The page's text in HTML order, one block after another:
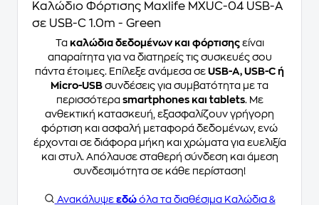
Καλώδιο Φόρτισης Maxlife MXUC-04 USB-Α
σε USB-C 1.0m - Green
Τα καλώδια δεδομένων και φόρτισηςείναι
απαραίτητα για να διατηρείς τις συσκευές σου
πάντα έτοιμες. Επίλεξε ανάμεσα σε USB-A, USB-C ή
Micro-USB συνδέσεις για συμβατότητα με τα
περισσότερα smartphones και tablets. Με
ανθεκτική κατασκευή, εξασφαλίζουν γρήγορη
φόρτιση και ασφαλή μεταφορά δεδομένων, ενώ
έρχονται σε διάφορα μήκη και χρώματα για ευελιξία
και στυλ. Απόλαυσε σταθερή σύνδεση και άμεση
συνδεσιμότητα σε κάθε περίσταση!
Ανακάλυψε εδώόλα τα διαθέσιμα Καλώδια &